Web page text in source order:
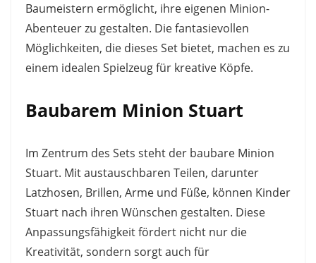
Baumeistern ermöglicht, ihre eigenen Minion-
Abenteuer zu gestalten. Die fantasievollen
Möglichkeiten, die dieses Set bietet, machen es zu
einem idealen Spielzeug für kreative Köpfe.
Baubarem Minion Stuart
Im Zentrum des Sets steht der baubare Minion
Stuart. Mit austauschbaren Teilen, darunter
Latzhosen, Brillen, Arme und Füße, können Kinder
Stuart nach ihren Wünschen gestalten. Diese
Anpassungsfähigkeit fördert nicht nur die
Kreativität, sondern sorgt auch für